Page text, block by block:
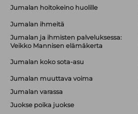
Jumalan hoitokeino huolille
Jumalan ihmeitä
Jumalan ja ihmisten palveluksessa:
Veikko Mannisen elämäkerta
Jumalan koko sota-asu
Jumalan muuttava voima
Jumalan varassa
Juokse poika juokse